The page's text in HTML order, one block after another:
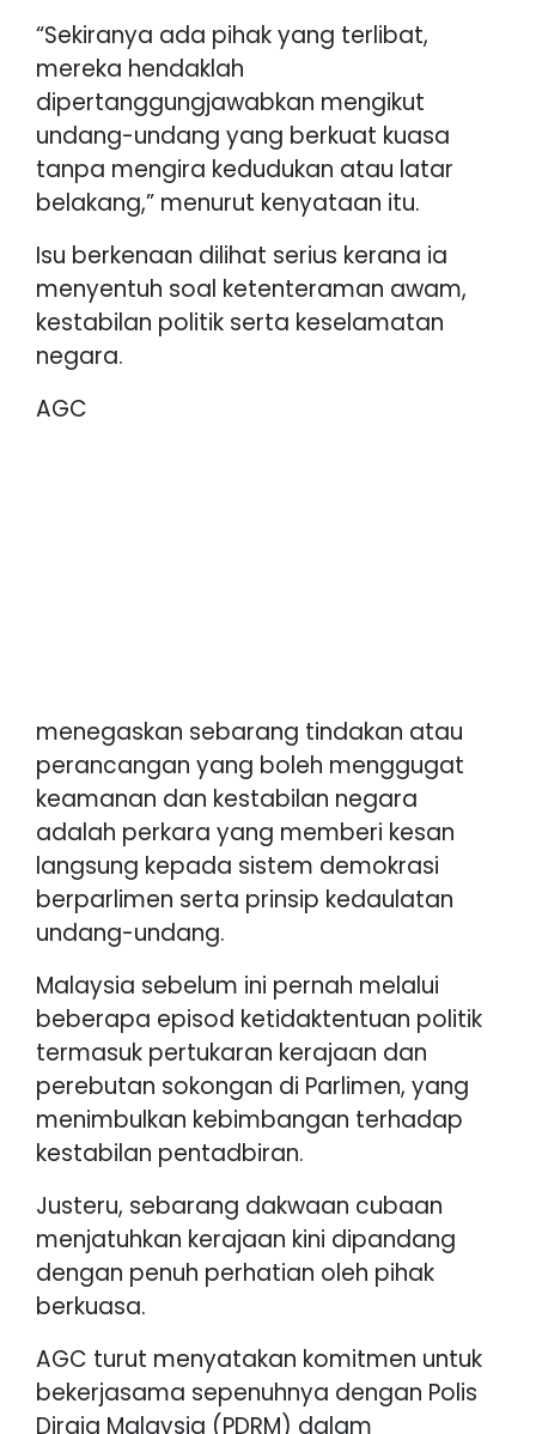
“Sekiranya ada pihak yang terlibat,
mereka hendaklah
dipertanggungjawabkan mengikut
undang-undang yang berkuat kuasa
tanpa mengira kedudukan atau latar
belakang,” menurut kenyataan itu.
Isu berkenaan dilihat serius kerana ia
menyentuh soal ketenteraman awam,
kestabilan politik serta keselamatan
negara.
AGC
menegaskan sebarang tindakan atau
perancangan yang boleh menggugat
keamanan dan kestabilan negara
adalah perkara yang memberi kesan
langsung kepada sistem demokrasi
berparlimen serta prinsip kedaulatan
undang-undang.
Malaysia sebelum ini pernah melalui
beberapa episod ketidaktentuan politik
termasuk pertukaran kerajaan dan
perebutan sokongan di Parlimen, yang
menimbulkan kebimbangan terhadap
kestabilan pentadbiran.
Justeru, sebarang dakwaan cubaan
menjatuhkan kerajaan kini dipandang
dengan penuh perhatian oleh pihak
berkuasa.
AGC turut menyatakan komitmen untuk
bekerjasama sepenuhnya dengan Polis
Diraja Malaysia (PDRM) dalam